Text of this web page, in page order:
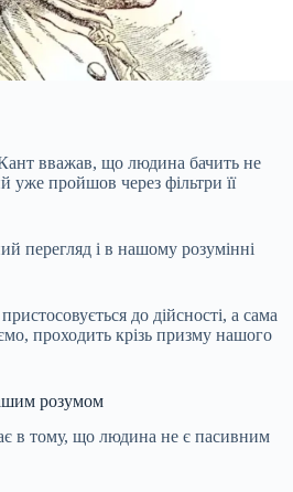
вважав, що людина бачить не
уже пройшов через фільтри її
перегляд і в нашому розумінні
до дійсності, а сама
проходить крізь призму нашого
розумом
в тому, що людина не є пасивним